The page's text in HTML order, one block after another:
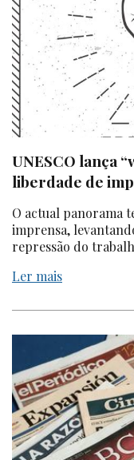
UNESCO lança
liberdade de
O actual panorama
imprensa,
repressão do
Ler mais